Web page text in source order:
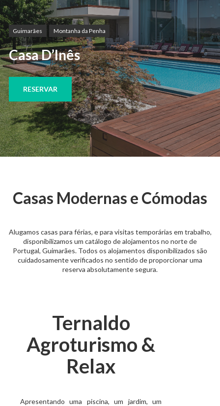
Guimarães Montanha da Penha
Casa D’Inês
RESERVAR
Casas Modernas e Cómodas
Alugamos casas para férias, e para visitas temporárias em trabalho,
disponibilizamos um catálogo de alojamentos no norte de
Portugal, Guimarães. Todos os alojamentos disponibilizados são
cuidadosamente verificados no sentido de proporcionar uma
reserva absolutamente segura.
Ternaldo
Agroturismo &
Relax
Apresentando uma piscina, um jardim, um